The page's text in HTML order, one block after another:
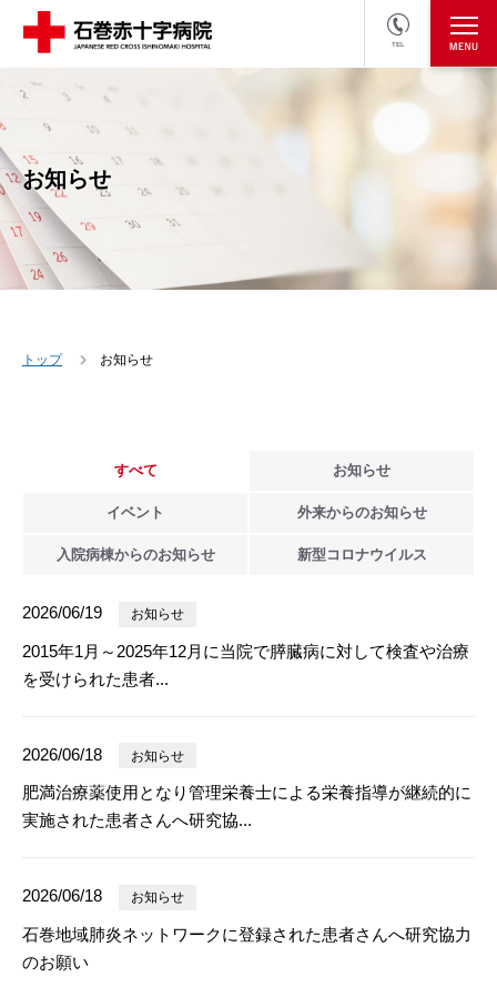
TEL
医療関係者の方
お知らせ
トップ お知らせ
すべて お知らせ
イベント 外来からのお知らせ
入院病棟からのお知らせ 新型 コロナウイルス
2026/06/19 お知らせ
2015年1月～2025年12月に当院で膵臓病に対して検査や治療
を受けられた患者...
2026/06/18 お知らせ
肥満治療薬使用となり管理栄養士による栄養指導が継続的に
実施された患者さんへ研究協...
2026/06/18 お知らせ
石巻地域肺炎ネットワークに登録された患者さんへ研究協力
のお願い